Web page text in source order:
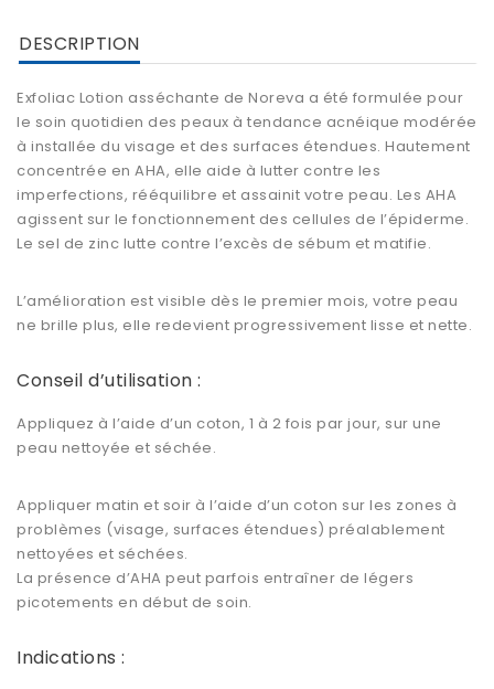
DESCRIPTION
Exfoliac Lotion asséchante de Noreva a été formulée pour
le soin quotidien des peaux à tendance acnéique modérée
à installée du visage et des surfaces étendues. Hautement
concentrée en AHA, elle aide à lutter contre les
imperfections, rééquilibre et assainit votre peau. Les AHA
agissent sur le fonctionnement des cellules de l’épiderme.
Le sel de zinc lutte contre l’excès de sébum et matifie.
L’amélioration est visible dès le premier mois, votre peau
ne brille plus, elle redevient progressivement lisse et nette.
Conseil d’utilisation :
Appliquez à l’aide d’un coton, 1 à 2 fois par jour, sur une
peau nettoyée et séchée.
Appliquer matin et soir à l’aide d’un coton sur les zones à
problèmes (visage, surfaces étendues) préalablement
nettoyées et séchées.
La présence d’AHA peut parfois entraîner de légers
picotements en début de soin.
Indications :